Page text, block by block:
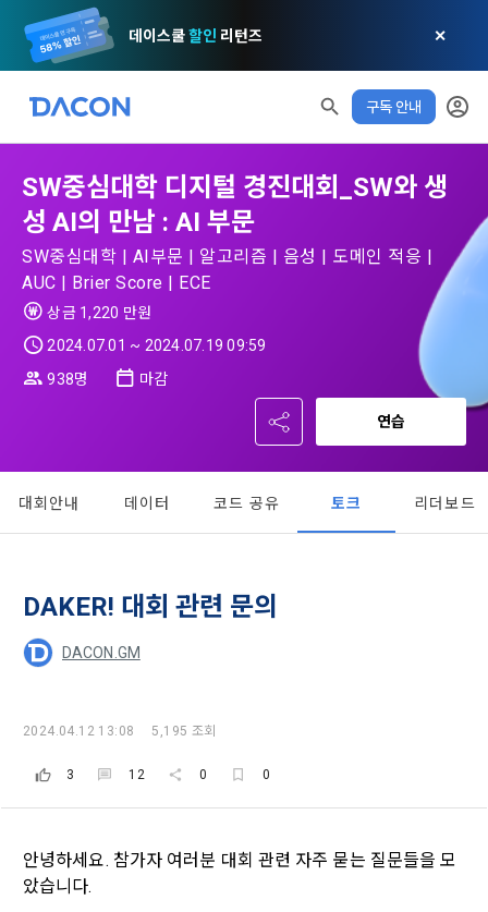
데이스쿨할인 리턴즈 ✕
구독 안내
✕ XP 안내
다음 레벨까지150 XP
0/150 XP
0 / 800 0
비스를 이용하는 조건 및 절차에 관한 필요한 사항을 약속하여
규정하는 데 그 목적이 있다. “회원”은 모든 약관에 동의해야 하
스를 사용하는 동안 계속 유효하다. 본 약관은 저작권 분쟁 정책
이 약관에서 사용하는 용어의 정의는 아래와 같다.
여 컴퓨터 등 정보 통신 설비를 이용하여 설정한 가상의 영업장
또는 "회사"가 운영하는 아래 웹사이트를 말한다.
2. "서비스"라 함은 “대회”, “교육”, “인재풀 등록” 등 사이트에서
제공하는 모든 서비스를 말한다. 그 외 "회사"가 운영하는 사이
는 ‘회사’)는 서비스 기획부터 종료까지 정보통신망 이용촉진 및
정보보호 등에 관한 법률(이하 ‘정보통신망법’), 개인정보보호법
등 국내의 개인정보 보호 법령을 철저히 준수합니다.
며, 필요에 따라 누구와 이를 공유(‘위탁 또는 제공’)하며, 이용목
정보주체로서 이용자는 자신의 개인정보에 대해 어떤 권리를 가
마케팅 정보 수신 동의
서신우편, 문자(SMS 또는 카카오 알림톡), 푸시, 전화 등을 통해
이용자에게 제공합니다.
에 제한이 되지 않습니다.
단, 할인, 이벤트 및 이용자 맞춤형 상품 추천 등의 마케팅 정보
2. 미동의 시 불이익 사항
SW중심대학 디지털 경진대회_SW와 생
성 AI의 만남 : AI 부문
SW중심대학 | AI부문 | 알고리즘 | 음성 | 도메인 적응 |
AUC | Brier Score | ECE
상금 1,220 만원
2024.07.01 ~ 2024.07.19 09:59
938명
마감
연습
대회안내 데이터 코드 공유 토크 리더보드
DAKER! 대회 관련 문의
DACON.GM
2024.04.12 13:08 5,195 조회
3 12 0 0
안녕하세요. 참가자 여러분 대회 관련 자주 묻는 질문들을 모
았습니다.